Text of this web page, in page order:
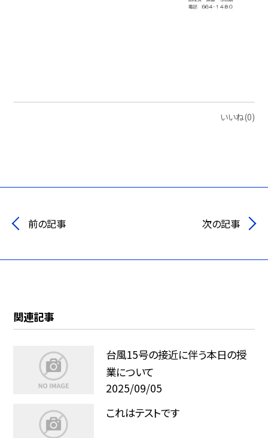
いいね(0)
前の記事 次の記事
関連記事
台風15号の接近に伴う本日の授
業について
2025/09/05
これはテストです